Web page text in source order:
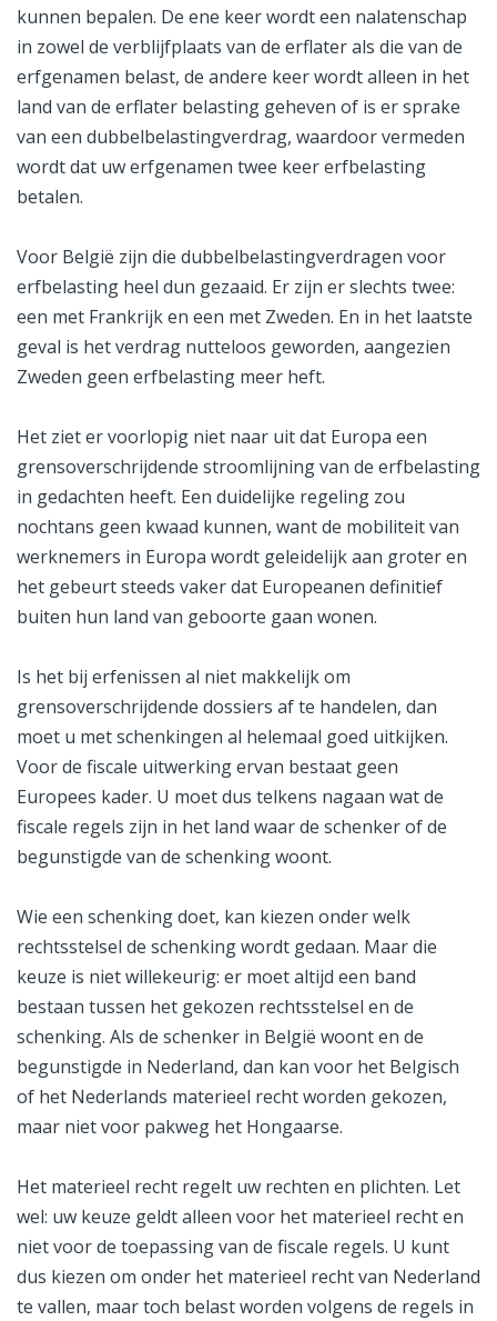
kunnen bepalen. De ene keer wordt een nalatenschap
in zowel de verblijfplaats van de erflater als die van de
erfgenamen belast, de andere keer wordt alleen in het
land van de erflater belasting geheven of is er sprake
van een dubbelbelastingverdrag, waardoor vermeden
wordt dat uw erfgenamen twee keer erfbelasting
betalen.
Voor België zijn die dubbelbelastingverdragen voor
erfbelasting heel dun gezaaid. Er zijn er slechts twee:
een met Frankrijk en een met Zweden. En in het laatste
geval is het verdrag nutteloos geworden, aangezien
Zweden geen erfbelasting meer heft.
Het ziet er voorlopig niet naar uit dat Europa een
grensoverschrijdende stroomlijning van de erfbelasting
in gedachten heeft. Een duidelijke regeling zou
nochtans geen kwaad kunnen, want de mobiliteit van
werknemers in Europa wordt geleidelijk aan groter en
het gebeurt steeds vaker dat Europeanen definitief
buiten hun land van geboorte gaan wonen.
Is het bij erfenissen al niet makkelijk om
grensoverschrijdende dossiers af te handelen, dan
moet u met schenkingen al helemaal goed uitkijken.
Voor de fiscale uitwerking ervan bestaat geen
Europees kader. U moet dus telkens nagaan wat de
fiscale regels zijn in het land waar de schenker of de
begunstigde van de schenking woont.
Wie een schenking doet, kan kiezen onder welk
rechtsstelsel de schenking wordt gedaan. Maar die
keuze is niet willekeurig: er moet altijd een band
bestaan tussen het gekozen rechtsstelsel en de
schenking. Als de schenker in België woont en de
begunstigde in Nederland, dan kan voor het Belgisch
of het Nederlands materieel recht worden gekozen,
maar niet voor pakweg het Hongaarse.
Het materieel recht regelt uw rechten en plichten. Let
wel: uw keuze geldt alleen voor het materieel recht en
niet voor de toepassing van de fiscale regels. U kunt
dus kiezen om onder het materieel recht van Nederland
te vallen, maar toch belast worden volgens de regels in